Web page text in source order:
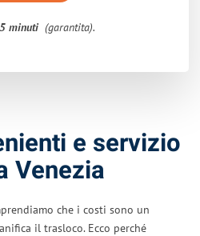
minuti (garantita).
e servizio
Venezia
che i costi sono un
il trasloco. Ecco perché